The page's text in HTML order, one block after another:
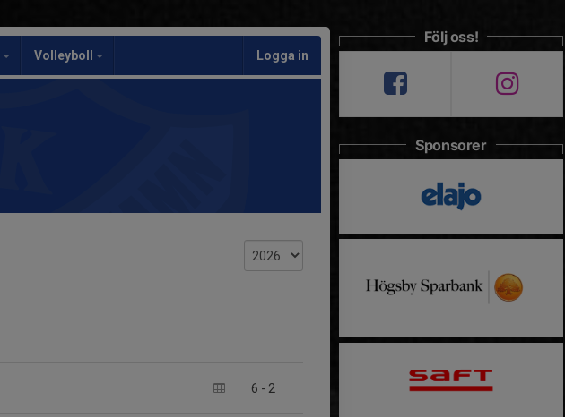
Volleyboll Logga in
6 - 2
Följ oss!
Sponsorer